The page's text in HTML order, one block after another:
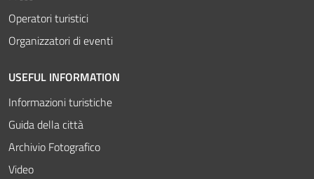
Operatori turistici
Organizzatori di eventi
USEFUL INFORMATION
Informazioni turistiche
Guida della città
Archivio Fotografico
Video